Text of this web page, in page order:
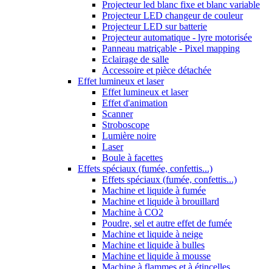
Projecteur led blanc fixe et blanc variable
Projecteur LED changeur de couleur
Projecteur LED sur batterie
Projecteur automatique - lyre motorisée
Panneau matriçable - Pixel mapping
Eclairage de salle
Accessoire et pièce détachée
Effet lumineux et laser
Effet lumineux et laser
Effet d'animation
Scanner
Stroboscope
Lumière noire
Laser
Boule à facettes
Effets spéciaux (fumée, confettis...)
Effets spéciaux (fumée, confettis...)
Machine et liquide à fumée
Machine et liquide à brouillard
Machine à CO2
Poudre, sel et autre effet de fumée
Machine et liquide à neige
Machine et liquide à bulles
Machine et liquide à mousse
Machine à flammes et à étincelles